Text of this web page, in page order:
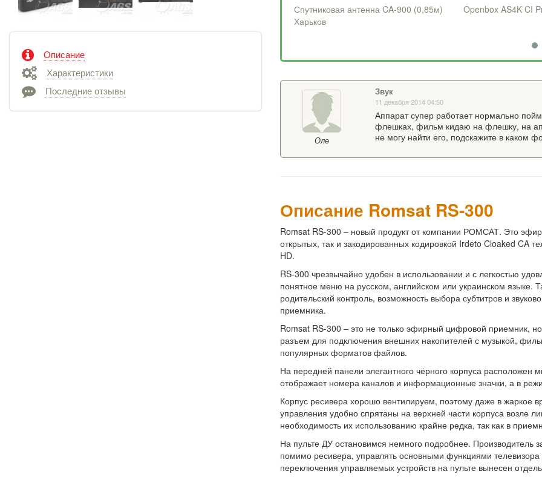
Описание
Характеристики
Последние отзывы
Спутниковая антенна CA-900 (0,85м)
Харьков
Openbox AS4K CI
Оле
Звук
11 декабря 2014 04:50
Аппарат супер работает нормально
флешках, фильм кидаю на флешку, на
не могу найти его, подскажите в каком
Описание Romsat RS-300
Romsat RS-300 – новый продукт от компании РОМСАТ. Это
открытых, так и закодированных кодировкой Irdeto Cloaked CA
HD.
RS-300 чрезвычайно удобен в использовании и с легкостью
понятное меню на русском, английском или украинском языке.
родительский контроль, возможность выбора субтитров и
приемника.
Romsat RS-300 – это не только эфирный цифровой приемник,
разъем для подключения внешних накопителей с музыкой,
популярных форматов файлов.
На передней панели элегантного чёрного корпуса
отображает номера каналов и информационные значки, а в
Корпус ресивера хорошо вентилируем, поэтому даже в жаркое
управления удобно спрятаны на верхней части корпуса возле
необходимость их использованию крайне редка, так как в
На пульте ДУ остановимся немного подробнее. Производитель
помимо ресивера, управлять основными функциями
переключения управляемых устройств на пульте вынесен